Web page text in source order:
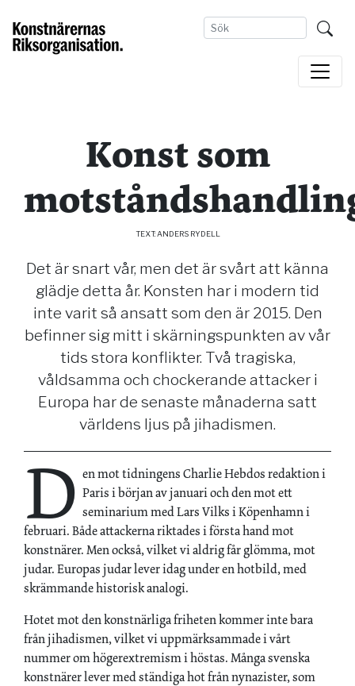
Konst som
TEXT: ANDERS RYDELL
Det är snart vår, men det är svårt att känna
glädje detta år. Konsten har i modern tid
inte varit så ansatt som den är 2015. Den
befinner sig mitt i skärningspunkten av vår
tids stora konflikter. Två tragiska,
våldsamma och chockerande attacker i
Europa har de senaste månaderna satt
världens ljus på jihadismen.
D en mot tidningens Charlie Hebdos redaktion i
Paris i början av januari och den mot ett
seminarium med Lars Vilks i Köpenhamn i
februari. Både attackerna riktades i första hand mot
konstnärer. Men också, vilket vi aldrig får glömma, mot
judar. Europas judar lever idag under en hotbild, med
skrämmande historisk analogi.
Hotet mot den konstnärliga friheten kommer inte bara
från jihadismen, vilket vi uppmärksammade i vårt
nummer om högerextremism i höstas. Många svenska
konstnärer lever med ständiga hot från nynazister, som